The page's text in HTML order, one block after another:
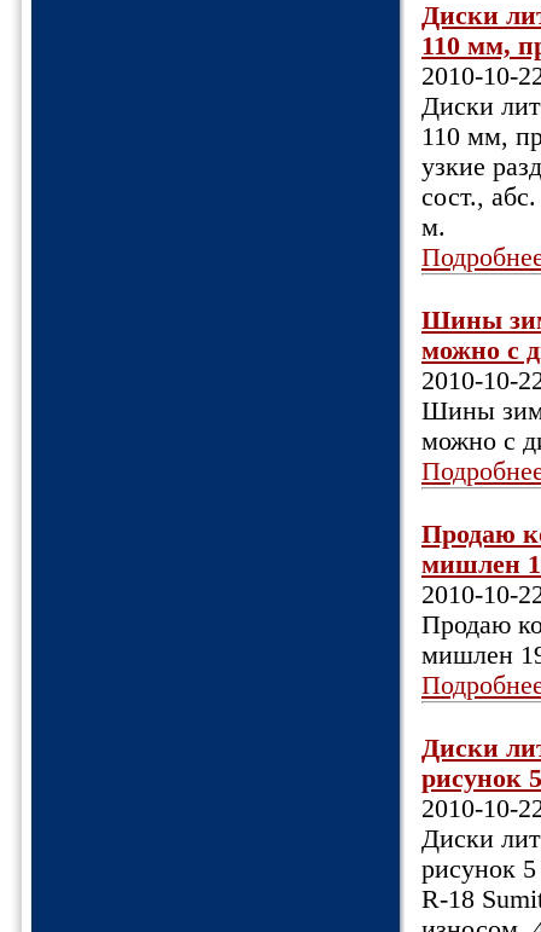
Диски
110 мм,
2010-10-
Диски
110 мм,
узкие
сост.,
м.
Шины
можно с
2010-10-
Шины
можно с
Продаю
мишлен
2010-10-
Продаю
мишлен
Диски
рисунок
2010-10-
Диски
рисунок
R-18